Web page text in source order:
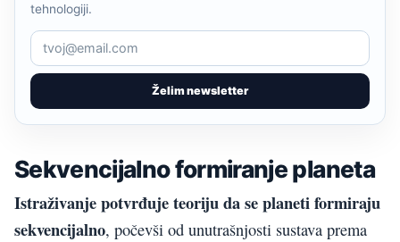
Želim newsletter
tehnologiji.
Sekvencijalno formiranje planeta
Istraživanje potvrđuje teoriju da se planeti formiraju
sekvencijalno, počevši od unutrašnjosti sustava prema